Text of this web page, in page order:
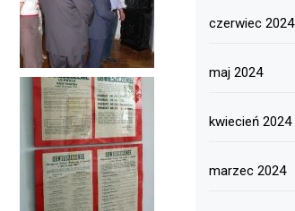
czerwiec 2024
maj 2024
kwiecień 2024
marzec 2024